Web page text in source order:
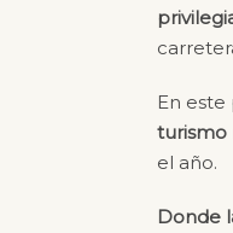
En
turismo
el año.
Donde